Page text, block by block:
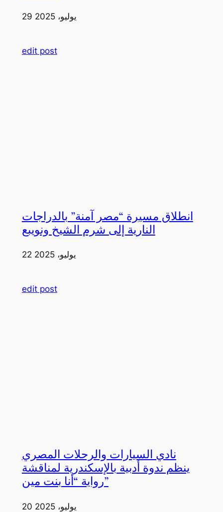
29 يوليو، 2025
edit post
انطلاق مسيرة “مصر آمنة” بالدراجات
النارية إلى شرم الشيخ ونويبع
22 يوليو، 2025
edit post
نادي السيارات والرحلات المصري
ينظم ندوة أدبية بالإسكندرية لمناقشة
رواية “أنا بنت مين”
20 يوليو، 2025